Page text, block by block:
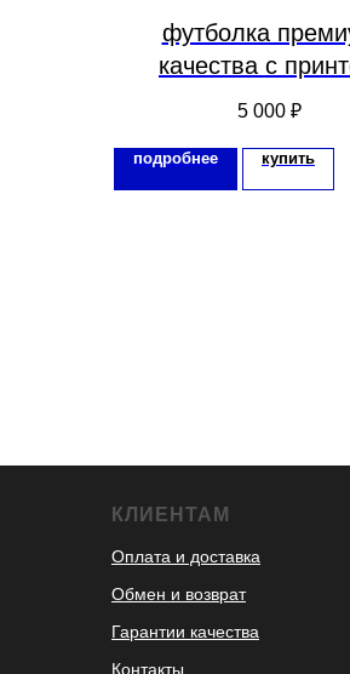
футболка
качества с
«самсон»
5 000 ₽
подробнее купить
КЛИЕНТАМ
Оплата и доставка
Обмен и возврат
Гарантии качества
Контакты